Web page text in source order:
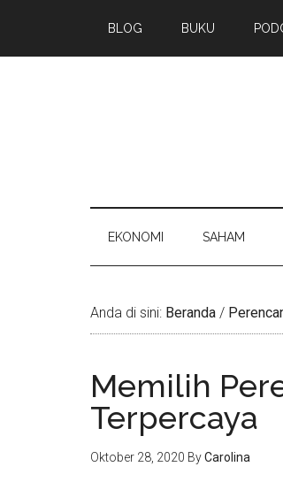
BLOG BUKU
EKONOMI SAHAM
Anda di sini: Beranda /
Memilih
Terpercaya
Oktober 28, 2020 ByCarolina